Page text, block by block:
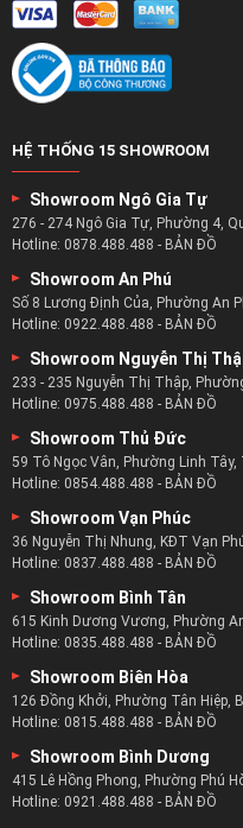
HỆ THỐNG 15 SHOWROOM
Showroom Ngô Gia Tự
276 - 274 Ngô Gia Tự, Phường 4,
Hotline: 0878.488.488 - BẢN ĐỒ
Showroom An Phú
Số 8 Lương Định Của, Phường An
Hotline: 0922.488.488 - BẢN ĐỒ
Showroom Nguyễn Thị
233 - 235 Nguyễn Thị Thập,
Hotline: 0975.488.488 - BẢN ĐỒ
Showroom Thủ Đức
59 Tô Ngọc Vân, Phường Linh Tây,
Hotline: 0854.488.488 - BẢN ĐỒ
Showroom Vạn Phúc
36 Nguyễn Thị Nhung, KĐT Vạn
Hotline: 0837.488.488 - BẢN ĐỒ
Showroom Bình Tân
615 Kinh Dương Vương, Phường
Hotline: 0835.488.488 - BẢN ĐỒ
Showroom Biên Hòa
126 Đồng Khởi, Phường Tân Hiệp,
Hotline: 0815.488.488 - BẢN ĐỒ
Showroom Bình Dương
415 Lê Hồng Phong, Phường Phú
Hotline: 0921.488.488 - BẢN ĐỒ